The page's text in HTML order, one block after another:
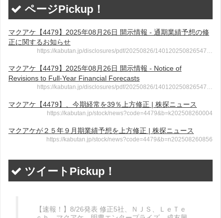
ページPickup！
マクアケ【4479】2025年08月26日 開示情報 - 通期業績予想の修
正に関するお知らせ
https://kabutan.jp/disclosures/pdf/20250826/140120250826547…
マクアケ【4479】2025年08月26日 開示情報 - Notice of
Revisions to Full-Year Financial Forecasts
https://kabutan.jp/disclosures/pdf/20250826/140120250826547…
マクアケ【4479】、今期経常を39％上方修正 | 株探ニュース
https://kabutan.jp/stock/news?code=4479&b=k202508260004
マクアケが２５年９月期業績予想を上方修正 | 株探ニュース
https://kabutan.jp/stock/news?code=4479&b=n202508260856
ツイートPickup！
【速報！】8/26発表 修正5社、ＮＪＳ、ＬｅＴｅ